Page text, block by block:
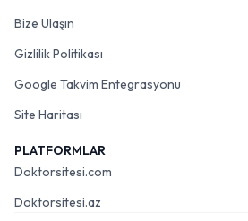
Bize Ulaşın
Gizlilik Politikası
Google Takvim Entegrasyonu
Site Haritası
PLATFORMLAR
Doktorsitesi.com
Doktorsitesi.az